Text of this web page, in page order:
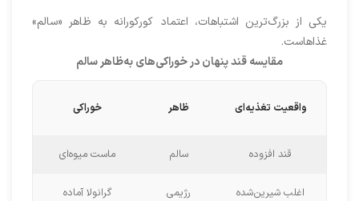
یکی از بزرگ‌ترین اشتباهات، اعتماد کورکورانه به ظاهر «سالم»
غذاهاست.
مقایسه قند پنهان در خوراکی‌های به‌ظاهر سالم
واقعیت تغذیه‌ای ظاهر خوراکی
قند افزوده سالم ماست میوه‌ای
اغلب شیرین‌شده رژیمی گرانولا آماده